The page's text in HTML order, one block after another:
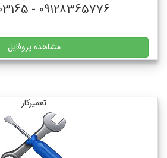
09128365776 - 09367003165
مشاهده پروفایل
تعمیرکار